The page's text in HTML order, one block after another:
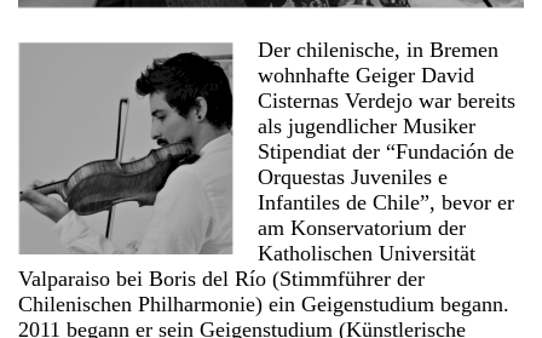
Der chilenische, in Bremen
wohnhafte Geiger David
Cisternas Verdejo war bereits
als jugendlicher Musiker
Stipendiat der “Fundación de
Orquestas Juveniles e
Infantiles de Chile”, bevor er
am Konservatorium der
Katholischen Universität
Valparaiso bei Boris del Río (Stimmführer der
Chilenischen Philharmonie) ein Geigenstudium begann.
2011 begann er sein Geigenstudium (Künstlerische